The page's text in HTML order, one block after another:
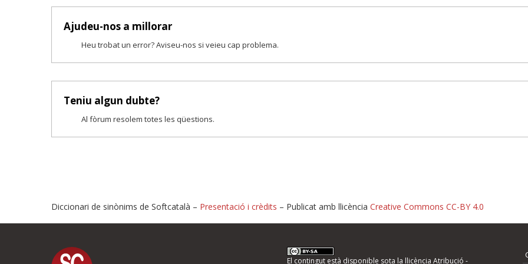
Ajudeu-nos a millorar
Heu trobat un error? Aviseu-nos si veieu cap problema.
Teniu algun dubte?
Al fòrum resolem totes les qüestions.
Proposeu-nos millores o informeu d'errors
Diccionari de sinònims de Softcatalà – Presentació i crèdits – Publicat amb llicència Creative Commons CC-BY 4.0
El contingut està disponible sota la llicència Atribució -